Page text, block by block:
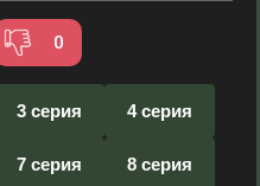
0
3 серия 4 серия
7 серия 8 серия